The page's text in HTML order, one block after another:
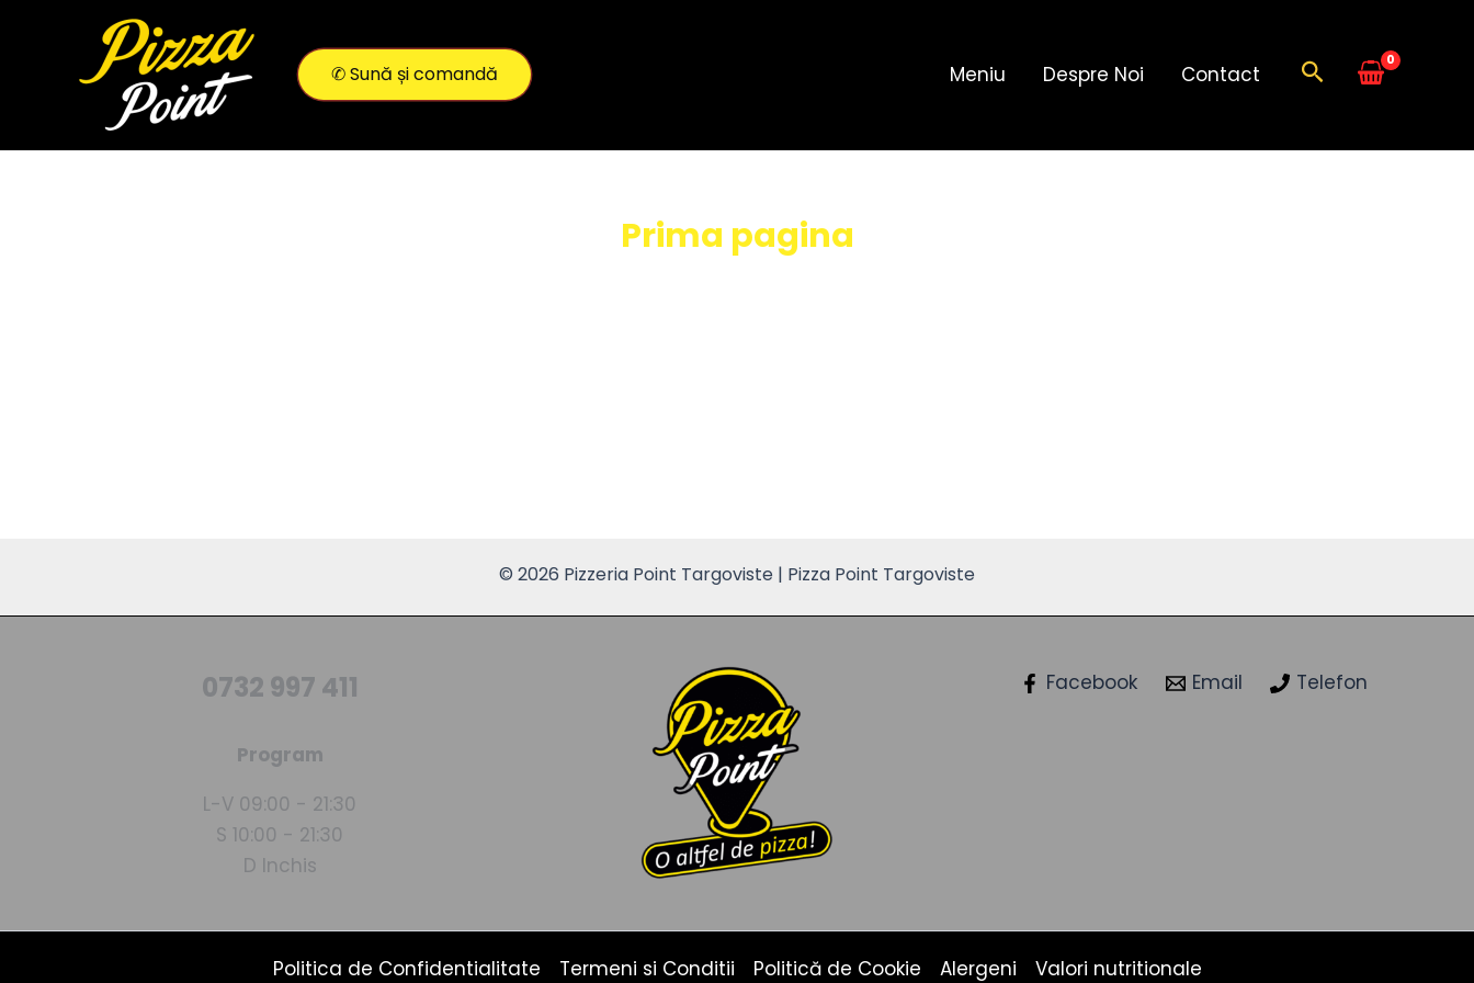
✆ Sună și comandă Meniu Despre Noi Contact Search
Prima pagina
© 2026 Pizzeria Point Targoviste | Pizza Point Targoviste
0732 997 411
Program
L-V 09:00 - 21:30
S 10:00 - 21:30
D Inchis
Facebook Email Telefon
Politica de Confidentialitate Termeni si Conditii Politică de Cookie Alergeni Valori nutritionale